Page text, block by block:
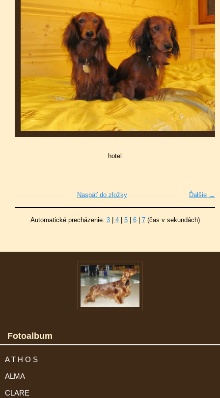
hotel
Ďalšie →
Naspäť do zložky
Automatické precházenie: 3| 4| 5| 6| 7(čas v sekundách)
Fotoalbum
A T H O S
ALMA
CLARE